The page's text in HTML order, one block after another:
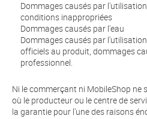
Dommages causés par
conditions inappropriées
Dommages causés par l'eau
Dommages causés par
officiels au produit, dommages
professionnel.
Ni le commerçant ni MobileShop ne
où le producteur ou le centre de
la garantie pour l'une des raisons